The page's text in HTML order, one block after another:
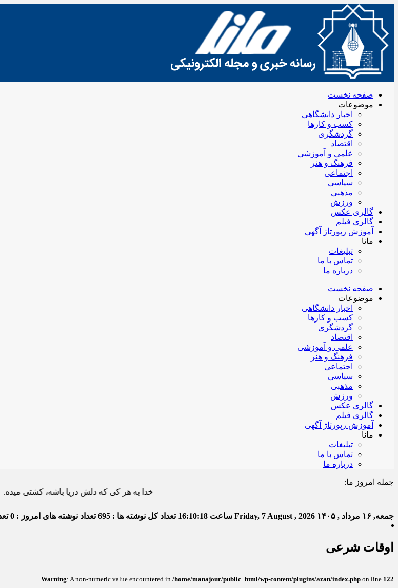
صفحه نخست
موضوعات
اخبار دانشگاهی
کسب و کارها
گردشگری
اقتصاد
علمی و آموزشی
فرهنگ و هنر
اجتماعی
سیاسی
مذهبی
ورزش
گالری عکس
گالری فیلم
آموزش رپورتاژ آگهی
مانا
تبلیغات
تماس با ما
درباره ما
صفحه نخست
موضوعات
اخبار دانشگاهی
کسب و کارها
گردشگری
اقتصاد
علمی و آموزشی
فرهنگ و هنر
اجتماعی
سیاسی
مذهبی
ورزش
گالری عکس
گالری فیلم
آموزش رپورتاژ آگهی
مانا
تبلیغات
تماس با ما
درباره ما
جمله امروز ما:
خدا به هر کی که دلش دریا باشه، کشتی میده.
جمعه, ۱۶ مرداد , ۱۴۰۵ Friday, 7 August , 2026 ساعت 16:10:19 تعداد کل نوشته ها : 695 تعداد نوشته های امروز : 0
اوقات شرعی
Warning: A non-numeric value encountered in /home/manajour/public_html/wp-content/plugins/azan/index.php on line 122